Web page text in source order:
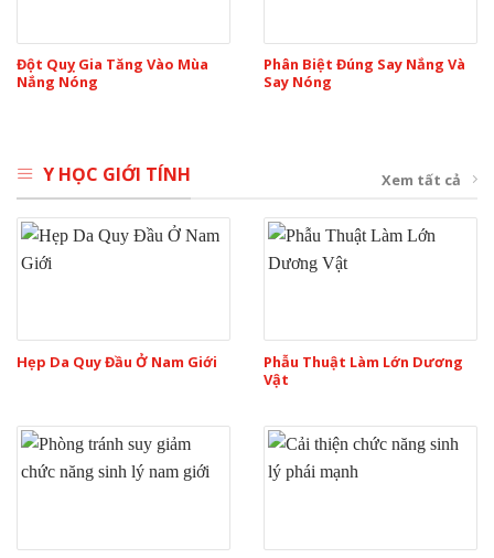
Đột Quỵ Gia Tăng Vào Mùa
Nắng Nóng
Phân Biệt Đúng Say Nắng Và
Say Nóng
Y HỌC GIỚI TÍNH Xem tất cả
Hẹp Da Quy Đầu Ở Nam Giới
Phẫu Thuật Làm Lớn Dương
Vật